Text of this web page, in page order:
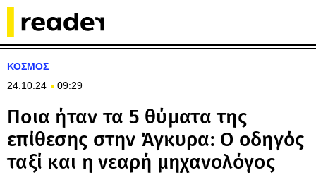
ΚΟΣΜΟΣ
24.10.24
09:29
Ποια ήταν τα 5 θύματα της
επίθεσης στην Άγκυρα: Ο οδηγός
ταξί και η νεαρή μηχανολόγος